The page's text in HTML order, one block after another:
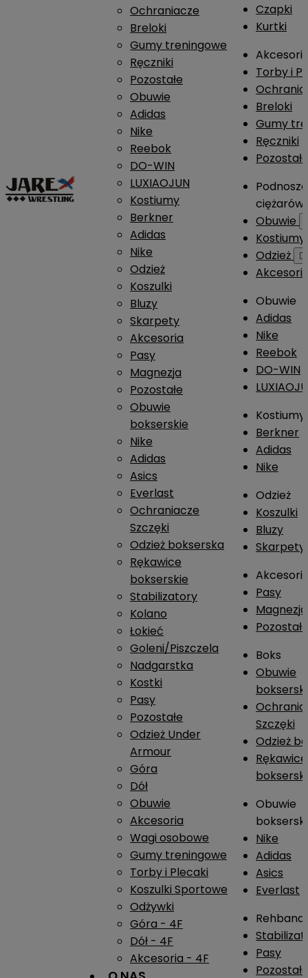
Ochraniacze
Breloki
Gumy treningowe
Ręczniki
Pozostałe
Obuwie
Adidas
Nike
Reebok
DO-WIN
LUXIAOJUN
Kostiumy
Berkner
Adidas
Nike
Odzież
Koszulki
Bluzy
Skarpety
Akcesoria
Pasy
Magnezja
Pozostałe
Obuwie
bokserskie
Nike
Adidas
Asics
Everlast
Ochraniacze
Szczęki
Odzież bokserska
Rękawice
bokserskie
Stabilizatory
Kolano
Łokieć
Goleni/Piszczela
Nadgarstka
Kostki
Pasy
Pozostałe
Odzież Under
Armour
Góra
Dół
Obuwie
Akcesoria
Wagi osobowe
Gumy treningowe
Torby i Plecaki
Koszulki Sportowe
Odżywki
Góra - 4F
Dół - 4F
Akcesoria - 4F
Czapki
Kurtki
Torby i
Breloki
Gumy
Ręczniki
ciężarów
Obuwie
Kostiumy
Odzież

Obuwie
Adidas
Nike
Reebok
DO-WIN
Kostiumy
Berkner
Adidas
Nike
Odzież
Koszulki
Bluzy
Skarpety
Pasy
Magnezja
Boks
Obuwie
Szczęki
Odzież
Rękawice
Obuwie
Nike
Adidas
Asics
Everlast
Rehband
Pasy